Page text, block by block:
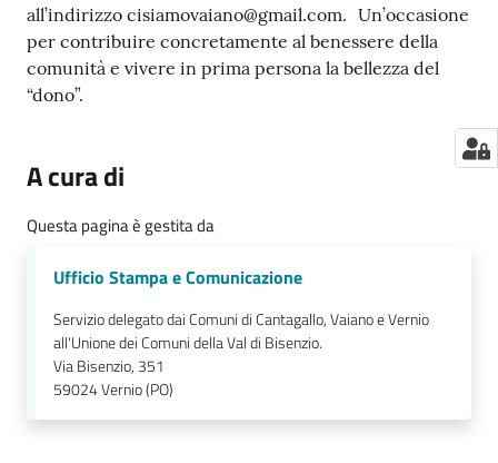
all’indirizzo cisiamovaiano@gmail.com. Un’occasione
per contribuire concretamente al benessere della
comunità e vivere in prima persona la bellezza del
“dono”.
A cura di
Questa pagina è gestita da
Ufficio Stampa e Comunicazione
Servizio delegato dai Comuni di Cantagallo, Vaiano e Vernio
all'Unione dei Comuni della Val di Bisenzio.
Via Bisenzio, 351
59024Vernio (PO)